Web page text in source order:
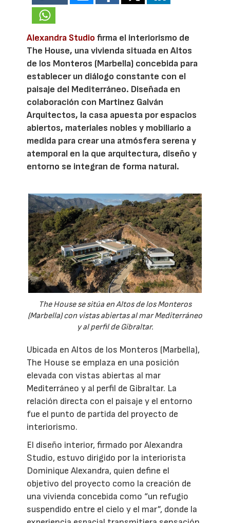
Alexandra Studio firma el interiorismo de
The House, una vivienda situada en Altos
de los Monteros (Marbella) concebida para
establecer un diálogo constante con el
paisaje del Mediterráneo. Diseñada en
colaboración con Martinez Galván
Arquitectos, la casa apuesta por espacios
abiertos, materiales nobles y mobiliario a
medida para crear una atmósfera serena y
atemporal en la que arquitectura, diseño y
entorno se integran de forma natural.
The House se sitúa en Altos de los Monteros
(Marbella) con vistas abiertas al mar Mediterráneo
y al perfil de Gibraltar.
Ubicada en Altos de los Monteros (Marbella),
The House se emplaza en una posición
elevada con vistas abiertas al mar
Mediterráneo y al perfil de Gibraltar. La
relación directa con el paisaje y el entorno
fue el punto de partida del proyecto de
interiorismo.
El diseño interior, firmado por Alexandra
Studio, estuvo dirigido por la interiorista
Dominique Alexandra, quien define el
objetivo del proyecto como la creación de
una vivienda concebida como “un refugio
suspendido entre el cielo y el mar”, donde la